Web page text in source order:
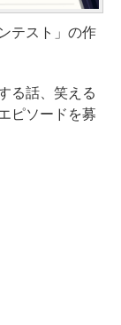
テスト」の作
る話、笑える
ピソードを募